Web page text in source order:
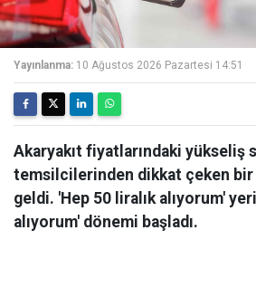
Yayınlanma: 10 Ağustos 2026 Pazartesi 14:51
Akaryakıt fiyatlarındaki yükseliş
temsilcilerinden dikkat çeken
geldi. 'Hep 50 liralık alıyorum'
alıyorum' dönemi başladı.